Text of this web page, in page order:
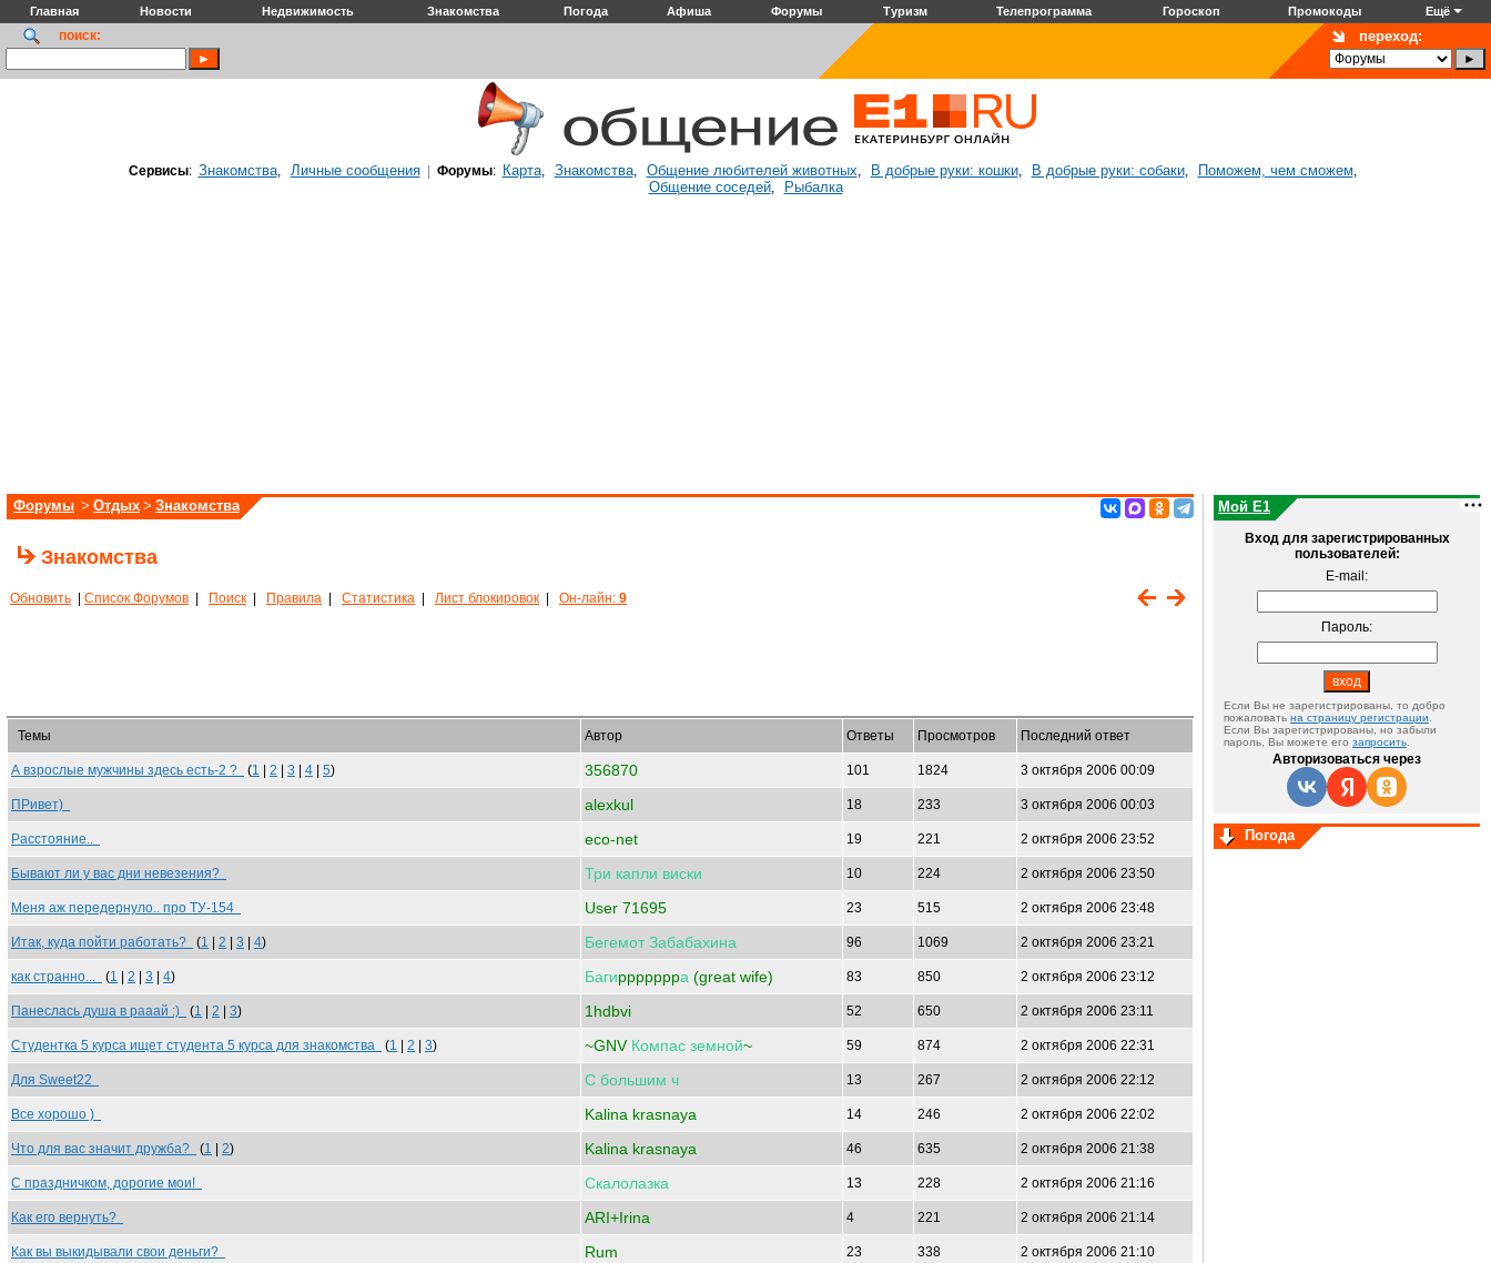
Главная Новости Недвижимость Знакомства Погода Афиша Форумы Туризм Телепрограмма Гороскоп Промокоды Ещё
поиск: переход:
Сервисы: Знакомства, Личные сообщения| Форумы: Карта, Знакомства, Общение любителей животных, В добрые руки: кошки, В добрые руки: собаки, Поможем, чем сможем,
Общение соседей, Рыбалка
Форумы > Отдых > Знакомства
Знакомства
Обновить Список Форумов Поиск Правила Статистика Лист блокировок Он-лайн: 9
Темы Автор Ответы Просмотров Последний ответ
А взрослые мужчины здесь есть-2 ? (1 2 3 4 5) 356870 101 1824 3 октября 2006 00:09
ПРивет) alexkul 18 233 3 октября 2006 00:03
Расстояние.. eco-net 19 221 2 октября 2006 23:52
Бывают ли у вас дни невезения? Три капли виски 10 224 2 октября 2006 23:50
Меня аж передернуло.. про ТУ-154 User 71695 23 515 2 октября 2006 23:48
Итак, куда пойти работать? (1 2 3 4) Бегемот Забабахина 96 1069 2 октября 2006 23:21
как странно... (1 2 3 4) Багиpppppppа (great wife) 83 850 2 октября 2006 23:12
Панеслась душа в рааай :) (1 2 3) 1hdbvi 52 650 2 октября 2006 23:11
Студентка 5 курса ищет студента 5 курса для знакомства (1 2 3) ~GNV Компас земной~ 59 874 2 октября 2006 22:31
Для Sweet22 С большим ч 13 267 2 октября 2006 22:12
Все хорошо ) Kalina krasnaya 14 246 2 октября 2006 22:02
Что для вас значит дружба? (1 2) Kalina krasnaya 46 635 2 октября 2006 21:38
С праздничком, дорогие мои! Скалолазка 13 228 2 октября 2006 21:16
Как его вернуть? ARI+Irina 4 221 2 октября 2006 21:14
Как вы выкидывали свои деньги? Rum 23 338 2 октября 2006 21:10
Мой E1
Вход для зарегистрированных
пользователей:
E-mail:
Пароль:
Если Вы не зарегистрированы, то добро
пожаловать на страницу регистрации
Если Вы зарегистрированы, но забыли
пароль, Вы можете его запросить
Авторизоваться через
Погода